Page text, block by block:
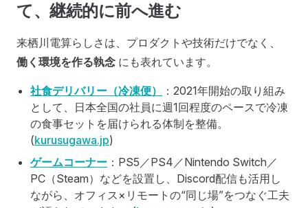
て、継続的に前へ進む
来栖川電算らしさは、プロダクトや技術だけでなく、
働く環境を作る執念 にも表れています。
社食デリバリー（冷凍便）
：2021年開始の取り組み
として、日本全国の社員に週1回程度のペースで冷凍
の食事セットを届けられる体制を整備。
(kurusugawa.jp)
ゲームコーナー ：PS5／PS4／Nintendo Switch／
PC（Steam）などを設置し、Discord配信も活用し
ながら、オフィス×リモートの“同じ場”をつなぐ工夫